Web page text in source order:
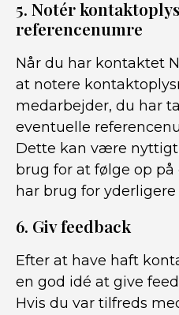
5. Notér
referencenumre
Når du har kontaktet
at notere
medarbejder, du har
eventuelle
Dette kan være
brug for at følge op
har brug for yderligere
6. Giv feedback
Efter at have haft
en god idé at give
Hvis du var tilfreds